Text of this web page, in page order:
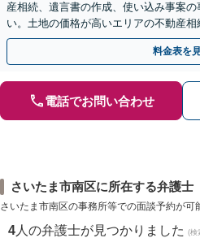
産相続、遺言書の作成、使い込み事案
い。土地の価格が高いエリアの不動産
携し、適切かつ円滑に対応します【初回
料金表を
電話でお問い合わせ
さいたま市南区に所在する弁護士
さいたま市南区の事務所等での面談予約が可
4 人の弁護士が見つかりました (検